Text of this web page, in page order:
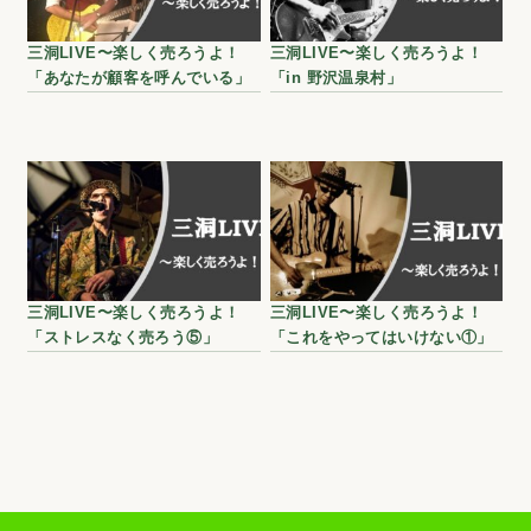
三洞LIVE〜楽しく売ろうよ！
「あなたが顧客を呼んでいる」
三洞LIVE〜楽しく売ろうよ！
「in 野沢温泉村」
三洞LIVE〜楽しく売ろうよ！
「ストレスなく売ろう⑤」
三洞LIVE〜楽しく売ろうよ！
「これをやってはいけない①」